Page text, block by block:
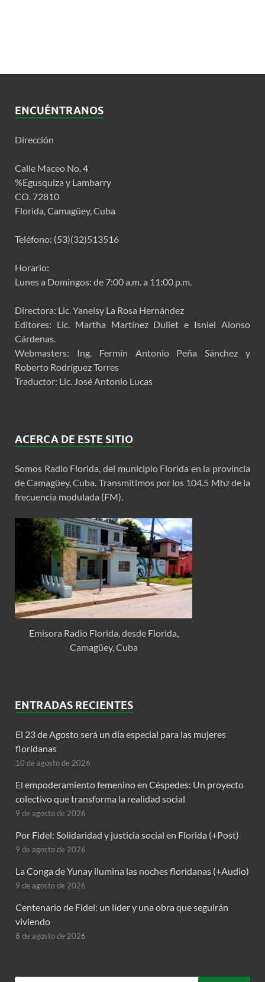
ENCUÉNTRANOS
Dirección
Calle Maceo No. 4
%Egusquiza y Lambarry
CO. 72810
Florida, Camagüey, Cuba
Teléfono: (53)(32)513516
Horario:
Lunes a Domingos: de 7:00 a.m. a 11:00 p.m.
Directora: Lic. Yaneisy La Rosa Hernández
Editores: Lic. Martha Martínez Duliet e Isniel Alonso
Cárdenas.
Webmasters: Ing. Fermín Antonio Peña Sánchez y
Roberto Rodríguez Torres
Traductor: Lic. José Antonio Lucas
ACERCA DE ESTE SITIO
Somos Radio Florida, del municipio Florida en la provincia
de Camagüey, Cuba. Transmitimos por los 104.5 Mhz de la
frecuencia modulada (FM).
Emisora Radio Florida, desde Florida,
Camagüey, Cuba
ENTRADAS RECIENTES
El 23 de Agosto será un día especial para las mujeres
floridanas
10 de agosto de 2026
El empoderamiento femenino en Céspedes: Un proyecto
colectivo que transforma la realidad social
9 de agosto de 2026
Por Fidel: Solidaridad y justicia social en Florida (+Post)
9 de agosto de 2026
La Conga de Yunay ilumina las noches floridanas (+Audio)
9 de agosto de 2026
Centenario de Fidel: un líder y una obra que seguirán
viviendo
8 de agosto de 2026